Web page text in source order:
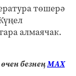
төшерә
алмаячак.
безнеңМАХ